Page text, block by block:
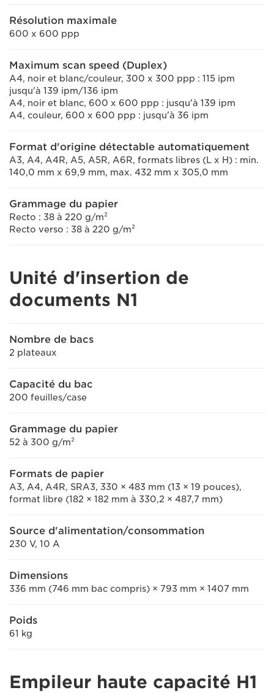
Résolution maximale
600 x 600 ppp
Maximum scan speed (Duplex)
A4, noir et blanc/couleur, 300 x 300 ppp : 115 ipm
jusqu'à 139 ipm/136 ipm
A4, noir et blanc, 600 x 600 ppp : jusqu'à 139 ipm
A4, couleur, 600 x 600 ppp : jusqu'à 36 ipm
Format d'origine détectable automatiquement
A3, A4, A4R, A5, A5R, A6R, formats libres (L x H) : min.
140,0 mm x 69,9 mm, max. 432 mm x 305,0 mm
Grammage du papier
Recto : 38 à 220 g/m²
Recto verso : 38 à 220 g/m²
Unité d'insertion de
documents N1
Nombre de bacs
2 plateaux
Capacité du bac
200 feuilles/case
Grammage du papier
52 à 300 g/m²
Formats de papier
A3, A4, A4R, SRA3, 330 × 483 mm (13 × 19 pouces),
format libre (182 × 182 mm à 330,2 × 487,7 mm)
Source d'alimentation/consommation
230 V, 10 A
Dimensions
336 mm (746 mm bac compris) × 793 mm × 1407 mm
Poids
61 kg
Empileur haute capacité H1